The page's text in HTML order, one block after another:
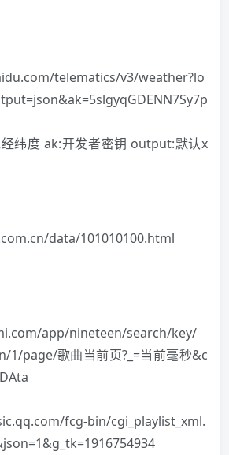
telematics/v3/weather?lo
纬度 ak:开发者密钥 output:默认x
data/101010100.html
app/nineteen/search/key/
1/page/歌曲当前页?_=当前毫秒&c
fcg-bin/cgi_playlist_xml.